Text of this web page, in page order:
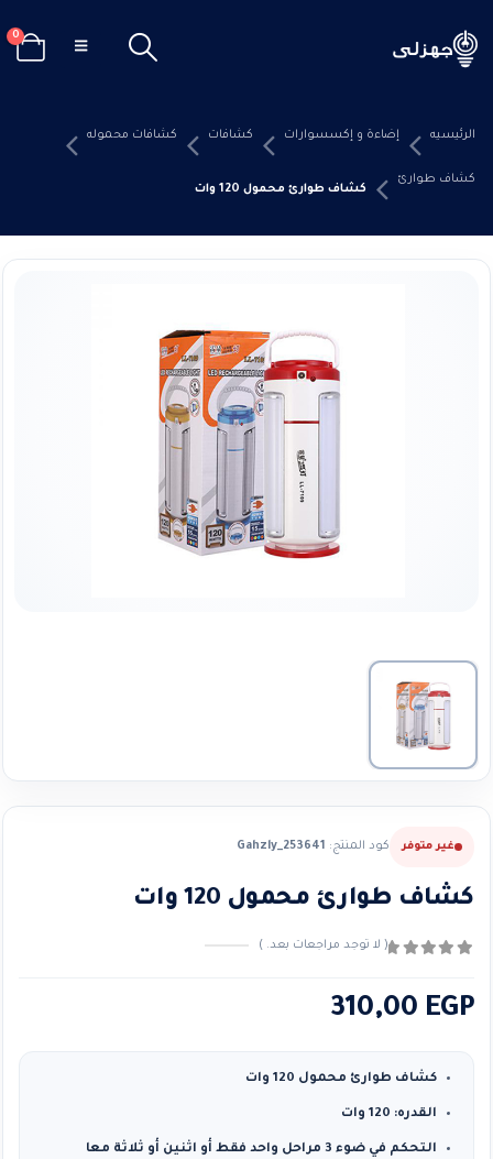
0
الرئيسيه إضاءة و إكسسوارات كشافات كشافات محموله
كشاف طوارئ
كشاف طوارئ محمول 120 وات
غير متوفر كود المنتج: Gahzly_253641
كشاف طوارئ محمول 120 وات
( لا توجد مراجعات بعد. )
310,00 EGP
كشاف طوارئ محمول 120 وات
القدره: 120 وات
التحكم في ضوء 3 مراحل واحد فقط أو اثنين أو ثلاثة معا